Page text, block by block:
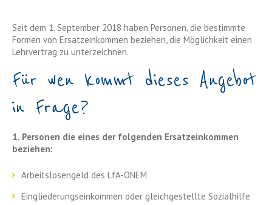
Seit dem 1. September 2018 haben Personen, die bestimmte
Formen von Ersatzeinkommen beziehen, die Möglichkeit einen
Lehrvertrag zu unterzeichnen.
Für wen kommt dieses Angebot
in Frage?
1. Personen die eines der folgenden Ersatzeinkommen
beziehen:
Arbeitslosengeld des LfA-ONEM
Eingliederungseinkommen oder gleichgestellte Sozialhilfe